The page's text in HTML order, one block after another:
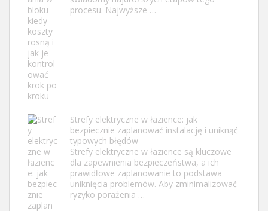
procesu. Najwyższe …
Strefy elektryczne w łazience: jak
bezpiecznie zaplanować instalację i uniknąć
typowych błędów
Strefy elektryczne w łazience są kluczowe
dla zapewnienia bezpieczeństwa, a ich
prawidłowe zaplanowanie to podstawa
uniknięcia problemów. Aby zminimalizować
ryzyko porażenia …